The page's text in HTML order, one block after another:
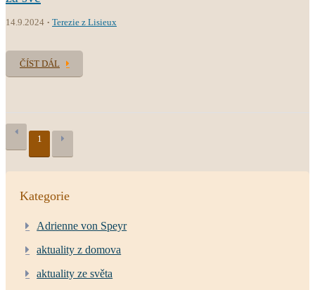
14.9.2024 Terezie z Lisieux
ČÍST DÁL
1
Kategorie
Adrienne von Speyr
aktuality z domova
aktuality ze světa